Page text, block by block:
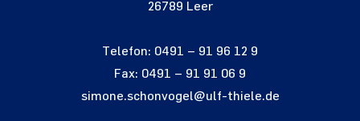
26789 Leer
Telefon: 0491 – 91 96 12 9
Fax: 0491 – 91 91 06 9
simone.schonvogel@ulf-thiele.de